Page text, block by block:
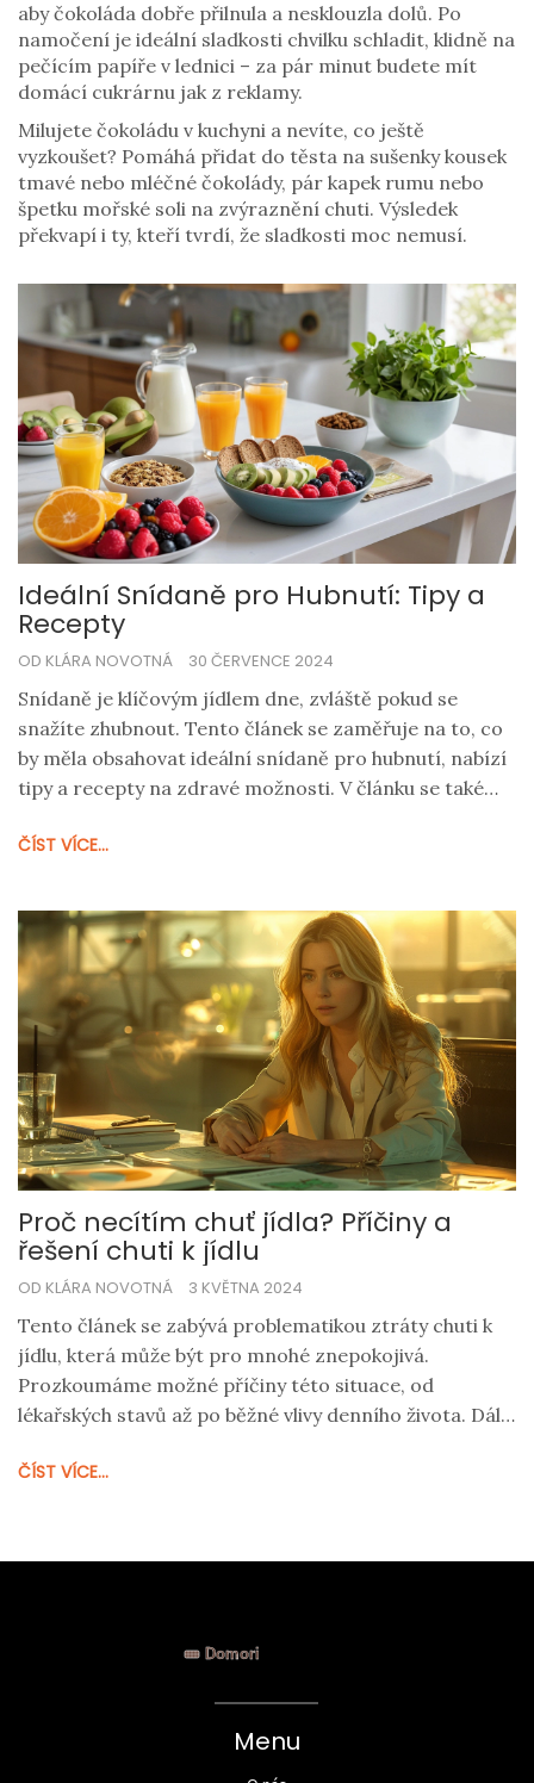
aby čokoláda dobře přilnula a nesklouzla dolů. Po
namočení je ideální sladkosti chvilku schladit, klidně na
pečícím papíře v lednici – za pár minut budete mít
domácí cukrárnu jak z reklamy.
Milujete čokoládu v kuchyni a nevíte, co ještě
vyzkoušet? Pomáhá přidat do těsta na sušenky kousek
tmavé nebo mléčné čokolády, pár kapek rumu nebo
špetku mořské soli na zvýraznění chuti. Výsledek
překvapí i ty, kteří tvrdí, že sladkosti moc nemusí.
Ideální Snídaně pro Hubnutí: Tipy a
Recepty
OD KLÁRA NOVOTNÁ 30 ČERVENCE 2024
Snídaně je klíčovým jídlem dne, zvláště pokud se
snažíte zhubnout. Tento článek se zaměřuje na to, co
by měla obsahovat ideální snídaně pro hubnutí, nabízí
tipy a recepty na zdravé možnosti. V článku se také
různých potravin a jak sestavit svoji snídani tak, aby
ČÍST VÍCE...
Proč necítím chuť jídla? Příčiny a
řešení chuti k jídlu
OD KLÁRA NOVOTNÁ 3 KVĚTNA 2024
Tento článek se zabývá problematikou ztráty chuti k
jídlu, která může být pro mnohé znepokojivá.
Prozkoumáme možné příčiny této situace, od
lékařských stavů až po běžné vlivy denního života. Dále
své chuti a jaké metody mohou být efektivní v
znovu získat.
ČÍST VÍCE...
Menu